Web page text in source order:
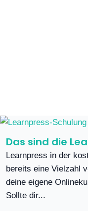
Das sind die
Learnpress in der
bereits eine Vielzahl
deine eigene
Sollte dir...